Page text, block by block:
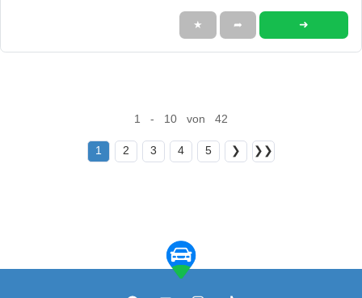
★ ➦ ➜
1 - 10 von 42
1 2 3 4 5 ❯ ❯❯